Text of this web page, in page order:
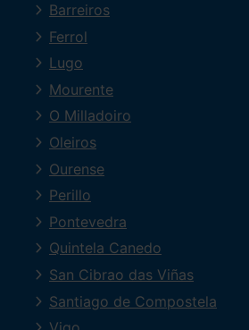
Barreiros
Ferrol
Lugo
Mourente
O Milladoiro
Oleiros
Ourense
Perillo
Pontevedra
Quintela Canedo
San Cibrao das Viñas
Santiago de Compostela